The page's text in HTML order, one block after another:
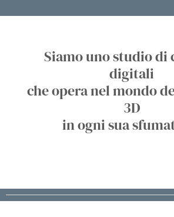
Siamo uno studio
digitali
che opera nel mondo
3D
in ogni sua